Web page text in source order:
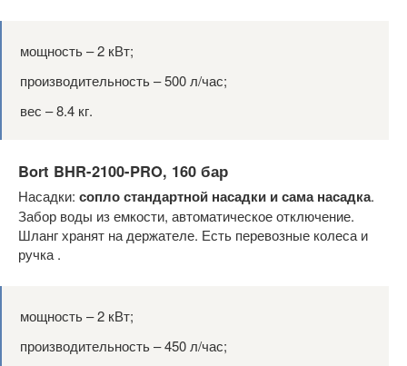
мощность – 2 кВт;
производительность – 500 л/час;
вес – 8.4 кг.
Bort BHR-2100-PRO, 160 бар
Насадки: сопло стандартной насадки и сама насадка.
Забор воды из емкости, автоматическое отключение.
Шланг хранят на держателе. Есть перевозные колеса и
ручка .
мощность – 2 кВт;
производительность – 450 л/час;